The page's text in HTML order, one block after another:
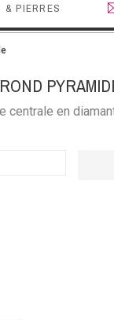
& PIERRES
centrale en